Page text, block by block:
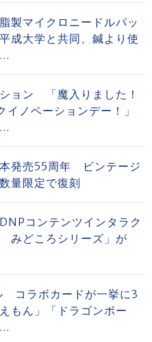
製マイクロニードルパッ
成大学と共同、鍼より使
ョン 「魔入りました！
イノベーションデー！」
本発売55周年 ビンテージ
量限定で復刻
コンテンツインタラク
みどころシリーズ」が
コラボカードが一挙に3
もん」「ドラゴンボー